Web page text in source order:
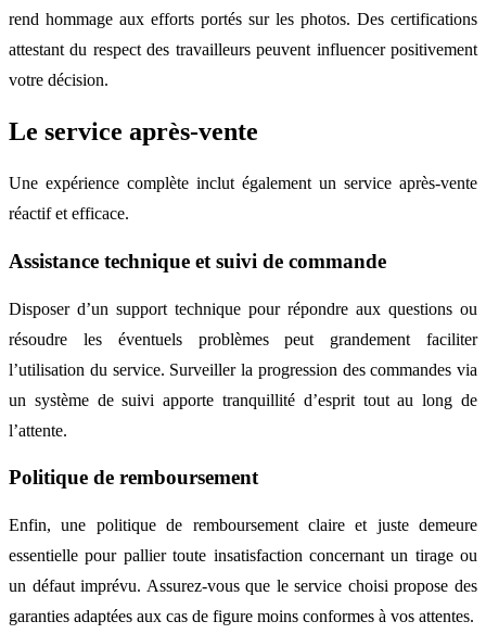
rend hommage aux efforts portés sur les photos. Des certifications
attestant du respect des travailleurs peuvent influencer positivement
votre décision.
Le service après-vente
Une expérience complète inclut également un service après-vente
réactif et efficace.
Assistance technique et suivi de commande
Disposer d’un support technique pour répondre aux questions ou
résoudre les éventuels problèmes peut grandement faciliter
l’utilisation du service. Surveiller la progression des commandes via
un système de suivi apporte tranquillité d’esprit tout au long de
l’attente.
Politique de remboursement
Enfin, une politique de remboursement claire et juste demeure
essentielle pour pallier toute insatisfaction concernant un tirage ou
un défaut imprévu. Assurez-vous que le service choisi propose des
garanties adaptées aux cas de figure moins conformes à vos attentes.